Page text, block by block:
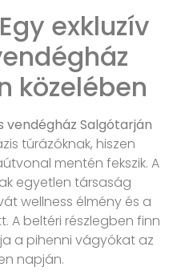
exkluzív
közelében
vendégház Salgótarján
túrázóknak, hiszen
mentén fekszik. A
egyetlen társaság
wellness élmény és a
A beltéri részlegben finn
a pihenni vágyókat az
napján.